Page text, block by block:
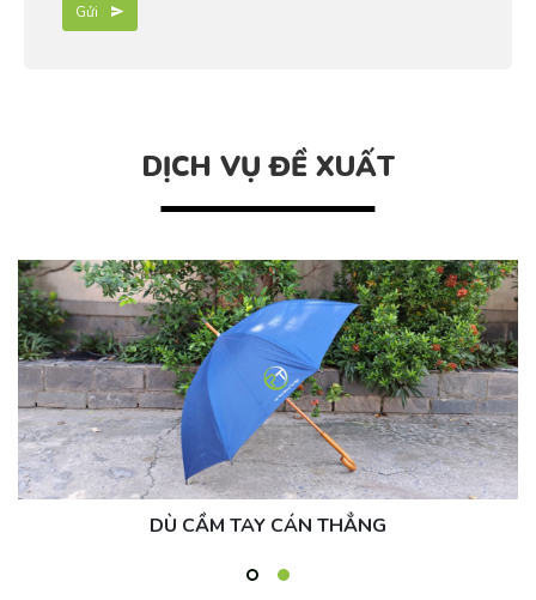
Gửi
DỊCH VỤ ĐỀ XUẤT
ÁO MƯA CÁNH DƠI